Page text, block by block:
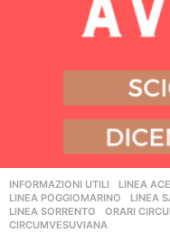
INFORMAZIONI UTILI ,LINEA
LINEA POGGIOMARINO
,LINEA
LINEA SORRENTO
,ORARI
CIRCUMVESUVIANA